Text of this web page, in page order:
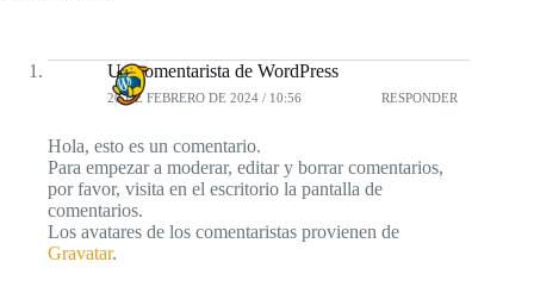
Un comentarista de WordPress
20 DE FEBRERO DE 2024 / 10:56 RESPONDER
Hola, esto es un comentario.
Para empezar a moderar, editar y borrar comentarios,
por favor, visita en el escritorio la pantalla de
comentarios.
Los avatares de los comentaristas provienen de
Gravatar.